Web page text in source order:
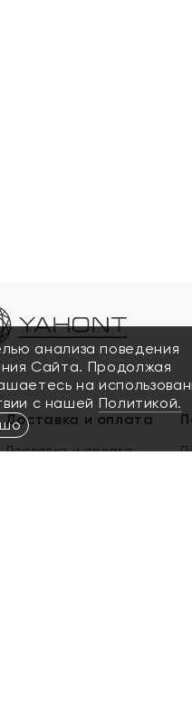
Доставка и оплата
Доставка и оплата
анализа поведения
Сайта. Продолжая
на
с нашей Политикой.